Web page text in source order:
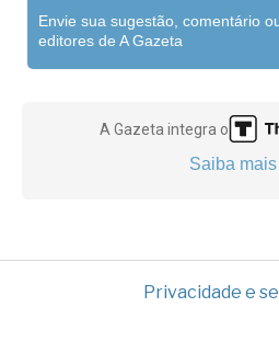
Envie sua sugestão, comentário
editores de A Gazeta
A Gazeta integra o
Saiba mais
Privacidade e